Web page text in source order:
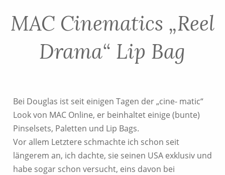
MAC Cinematics „Reel
Drama“ Lip Bag
Bei Douglas ist seit einigen Tagen der „cine- matic“
Look von MAC Online, er beinhaltet einige (bunte)
Pinselsets, Paletten und Lip Bags.
Vor allem Letztere schmachte ich schon seit
längerem an, ich dachte, sie seinen USA exklusiv und
habe sogar schon versucht, eins davon bei